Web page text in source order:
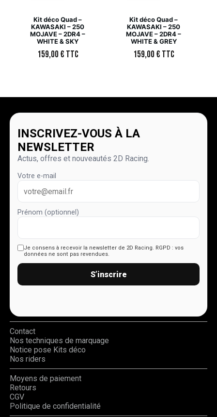
Kit déco Quad –
KAWASAKI – 250
MOJAVE – 2DR4 –
WHITE & SKY
159,00€ TTC
Kit déco Quad –
KAWASAKI – 250
MOJAVE – 2DR4 –
WHITE & GREY
159,00€ TTC
INSCRIVEZ-VOUS À LA
NEWSLETTER
Actus, offres et nouveautés 2D Racing.
Votre e-mail
Prénom (optionnel)
Je consens à recevoir la newsletter de 2D Racing. RGPD : vos
données ne sont pas revendues.
S’inscrire
Contact
Nos techniques de marquage
Notice pose Kits déco
Nos riders
Moyens de paiement
Retours
CGV
Politique de confidentialité